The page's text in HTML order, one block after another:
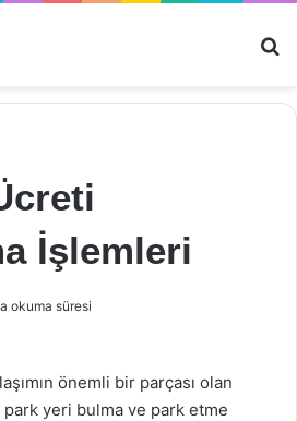
İşlemleri
okuma süresi
önemli bir parçası olan
yeri bulma ve park etme